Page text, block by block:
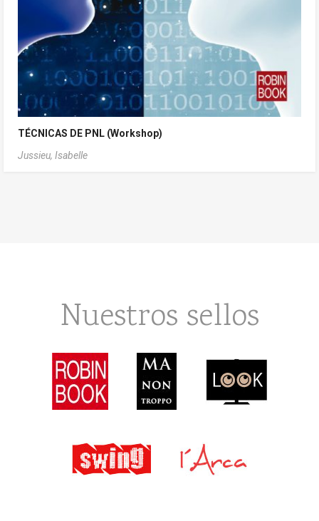
TÉCNICAS DE PNL (Workshop)
Jussieu, Isabelle
Nuestros sellos